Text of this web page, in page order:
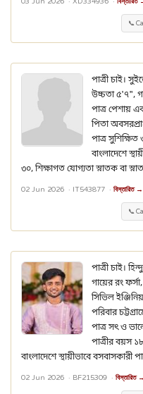
📞
পাত্রী চাই।
উচ্চতা ৫'৭",
পাত্র পেশায়
পিতা
পাত্র সুশিক্ষিত
বাংলাদেশে
৩০, শিক্ষাগত যোগ্যতা স্নাতক বা
02 Jun 2026 · IT543877 · বিস্তারিত →
📞
পাত্রী চাই।
গায়ের রং ফর্সা,
সিভিল
পরিবার
পাত্র সৎ ও
পাত্রীর বয়স
বাংলাদেশে স্থায়ীভাবে বসবাসকারী
02 Jun 2026 · BF215309 · বিস্তারিত →